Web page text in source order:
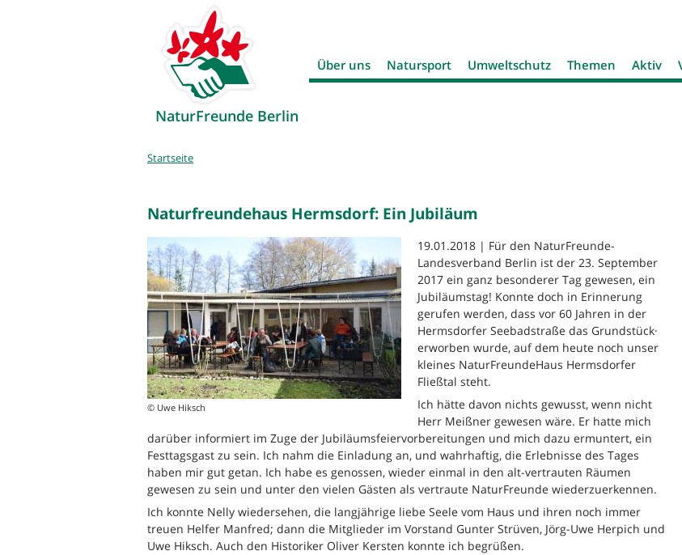
NaturFreunde Berlin
Über uns Natursport Umweltschutz Themen Aktiv
Sie
Startseite
Naturfreundehaus Hermsdorf: Ein Jubiläum
© Uwe Hiksch
19.01.2018 | Für den NaturFreunde-
Landesverband Berlin ist der 23. September
2017 ein ganz besonderer Tag gewesen, ein
Jubiläumstag! Konnte doch in Erinnerung
gerufen werden, dass vor 60 Jahren in der
Hermsdorfer Seebadstraße das Grundstück·
erworben wurde, auf dem heute noch unser
kleines NaturFreundeHaus Hermsdorfer
Fließtal steht.
Ich hätte davon nichts gewusst, wenn nicht
Herr Meißner gewesen wäre. Er hatte mich
darüber informiert im Zuge der Jubiläumsfeiervorbereitungen und mich dazu ermuntert, ein
Festtagsgast zu sein. Ich nahm die Einladung an, und wahrhaftig, die Erlebnisse des Tages
haben mir gut getan. Ich habe es genossen, wieder einmal in den alt-vertrauten Räumen
gewesen zu sein und unter den vielen Gästen als vertraute NaturFreunde wiederzuerkennen.
Ich konnte Nelly wiedersehen, die langjährige liebe Seele vom Haus und ihren noch immer
treuen Helfer Manfred; dann die Mitglieder im Vorstand Gunter Strüven, Jörg-Uwe Herpich und
Uwe Hiksch. Auch den Historiker Oliver Kersten konnte ich begrüßen.